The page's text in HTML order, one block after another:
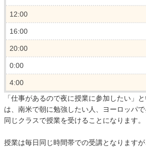
12:00
16:00
20:00
0:00
4:00
「仕事があるので夜に授業に参加したい」
は、南米で朝に勉強したい人、ヨーロッパ
同じクラスで授業を受けることになります。
授業は毎日同じ時間帯での受講となります